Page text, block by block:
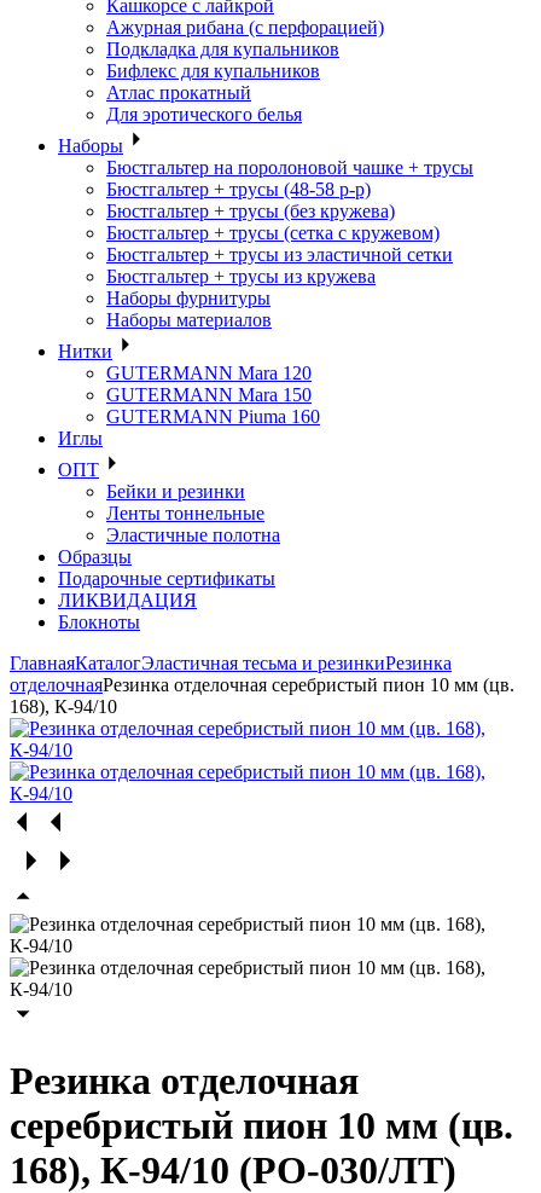
Кашкорсе с лайкрой
Ажурная рибана (с перфорацией)
Подкладка для купальников
Бифлекс для купальников
Атлас прокатный
Для эротического белья
Наборы
Бюстгальтер на поролоновой чашке + трусы
Бюстгальтер + трусы (48-58 р-р)
Бюстгальтер + трусы (без кружева)
Бюстгальтер + трусы (сетка с кружевом)
Бюстгальтер + трусы из эластичной сетки
Бюстгальтер + трусы из кружева
Наборы фурнитуры
Наборы материалов
Нитки
GUTERMANN Mara 120
GUTERMANN Mara 150
GUTERMANN Piuma 160
Иглы
ОПТ
Бейки и резинки
Ленты тоннельные
Эластичные полотна
Образцы
Подарочные сертификаты
ЛИКВИДАЦИЯ
Блокноты
ГлавнаяКаталогЭластичная тесьма и резинкиРезинка
отделочнаяРезинка отделочная серебристый пион 10 мм (цв.
168), К-94/10
Резинка отделочная
серебристый пион 10 мм (цв.
168), К-94/10 (РО-030/ЛТ)